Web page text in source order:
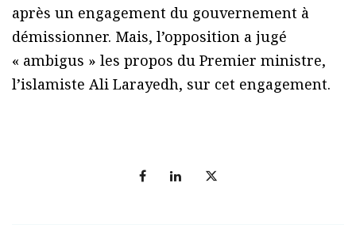
après un engagement du gouvernement à
démissionner. Mais, l’opposition a jugé
« ambigus » les propos du Premier ministre,
l’islamiste Ali Larayedh, sur cet engagement.